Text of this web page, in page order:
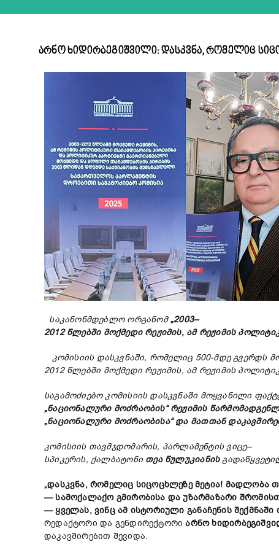
არნო ხიდირბეგიშვილი: დასკვნა, რომელიც
საკანონმდებლო ორგანომ„2003–
2012წლებში მოქმედი რეჟიმის, ამ რეჟიმის
კომისიის დასკვნაში, რომელიც500-მდე გვერდს
2012 წლებში მოქმედი რეჟიმის, ამ რეჟიმის
საგამოძიებო კომისიის დასკვნაში მოყვანილი
„ნაციონალური მოძრაობის“რეჟიმის
„ნაციონალური მოძრაობისა“და მათთან
კომისიის თავმჯდომარის, პარლამენტის ვიცე–
სპიკერის, ქალბატონი თეა წულუკიანის
„დასკვნა,რომელიც სიცოცხლეზემეტია! მადლობა
—სამოქალაქო გმირობისა დაუზარმაზარი
—ყველას,ვინცამ ისტორიული განაჩენის შექმნაში
რედაქტორი და გენდირექტორიარნო
დაკავშირებით შევიდა.